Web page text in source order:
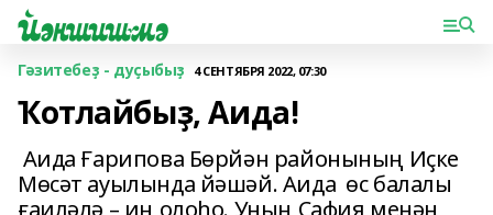
Гәзитебеҙ - дуҫыбыҙ 4 СЕНТЯБРЯ 2022, 07:30
Ҡотлайбыҙ, Аида!
Аида Ғарипова Бөрйән районының Иҫке
Мөсәт ауылында йәшәй. Аида өс балалы
ғаиләлә – иң олоһо. Уның Сафия менән